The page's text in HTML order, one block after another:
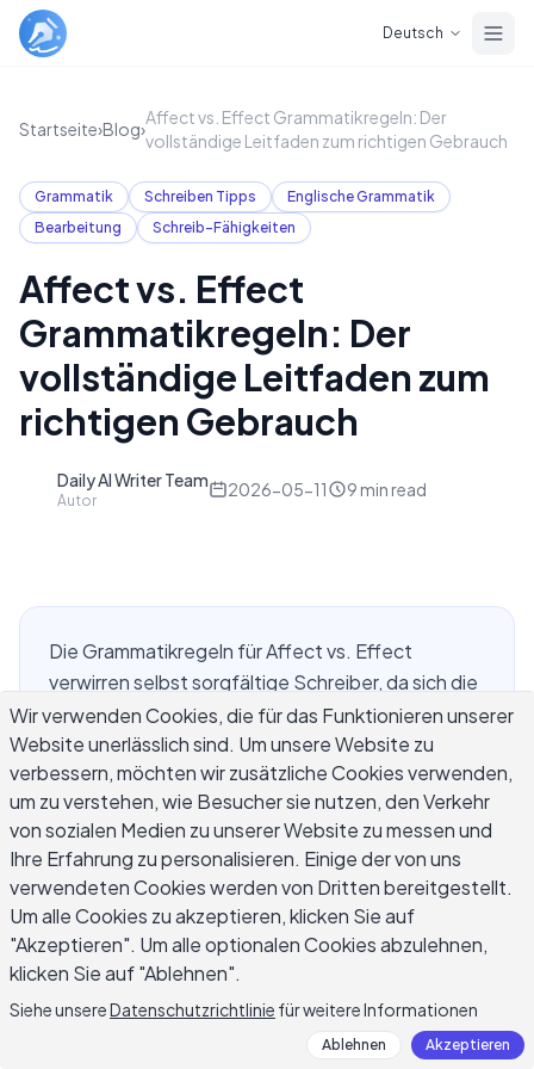
Deutsch
Startseite›Blog›
Affect vs. Effect Grammatikregeln: Der
vollständige Leitfaden zum richtigen Gebrauch
Grammatik Schreiben Tipps
Englische Grammatik
Bearbeitung
Schreib-Fähigkeiten
Affect vs. Effect
Grammatikregeln: Der
vollständige Leitfaden zum
richtigen Gebrauch
Daily AI Writer Team
Autor
2026-05-11 9 min read
Die Grammatikregeln für Affect vs. Effect
verwirren selbst sorgfältige Schreiber, da sich die
beiden Wörter in der Aussprache überschneiden,
inhaltlich eng verwandt sind und in ähnlichen
Satzpositionen erscheinen. Die Verwechslung ist
so verbreitet, dass sie in veröffentlichten
Büchern, Geschäftsberichten und akademischen
Arbeiten auftaucht – nicht nur in Rohentwürfen.
Die Regel zu verstehen ist unkompliziert: Affect
ist fast immer ein Verb, das Einfluss bedeutet, und
Effect ist fast immer ein Substantiv, das das
kleiner Satz von Ausnahmen, die ihrer eigenen
Logik folgen. Dieser Leitfaden behandelt die
Wir verwenden Cookies, die für das Funktionieren unserer
Website unerlässlich sind. Um unsere Website zu
verbessern, möchten wir zusätzliche Cookies verwenden,
um zu verstehen, wie Besucher sie nutzen, den Verkehr
von sozialen Medien zu unserer Website zu messen und
Ihre Erfahrung zu personalisieren. Einige der von uns
verwendeten Cookies werden von Dritten bereitgestellt.
Um alle Cookies zu akzeptieren, klicken Sie auf
"Akzeptieren". Um alle optionalen Cookies abzulehnen,
klicken Sie auf "Ablehnen".
Siehe unsereDatenschutzrichtlinie für weitere Informationen
Ablehnen Akzeptieren